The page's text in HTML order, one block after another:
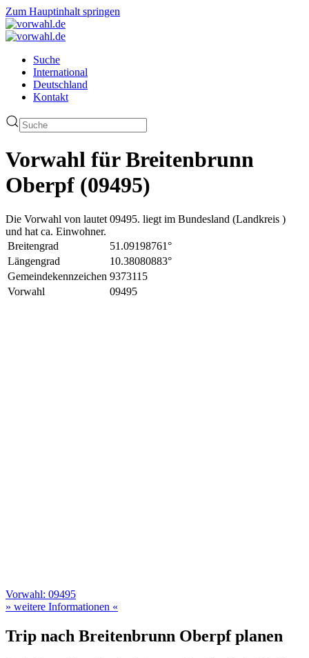
Zum Hauptinhalt springen
Suche
International
Deutschland
Kontakt
Vorwahl für Breitenbrunn
Oberpf (09495)
Die Vorwahl von lautet 09495. liegt im Bundesland (Landkreis )
und hat ca. Einwohner.
Breitengrad
51.09198761°
Längengrad
10.38080883°
Gemeindekennzeichen 9373115
Vorwahl
09495
Vorwahl: 09495
» weitere Informationen «
Trip nach Breitenbrunn Oberpf planen